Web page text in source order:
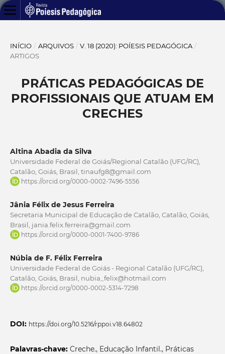
INÍCIO / ARQUIVOS / V. 18 (2020): POÍESIS PEDAGÓGICA /
ARTIGOS
PRÁTICAS PEDAGÓGICAS DE
PROFISSIONAIS QUE ATUAM EM
CRECHES
Altina Abadia da Silva
Universidade Federal de Goiás/Regional Catalão (UFG/RC),
Catalão, Goiás, Brasil, tinaufg8@gmail.com
https://orcid.org/0000-0002-7496-5556
Jânia Félix de Jesus Ferreira
Secretaria Municipal de Educação de Catalão, Catalão, Goiás,
Brasil, jania.felix.ferreira@gmail.com
https://orcid.org/0000-0001-7400-9786
Núbia de F. Félix Ferreira
Universidade Federal de Goiás - Regional Catalão (UFG/RC),
Catalão, Goiás, Brasil, nubia_felix@hotmail.com
https://orcid.org/0000-0002-5314-7298
DOI: https://doi.org/10.5216/rppoi.v18.64802
Palavras-chave: Creche., Educação Infantil., Práticas